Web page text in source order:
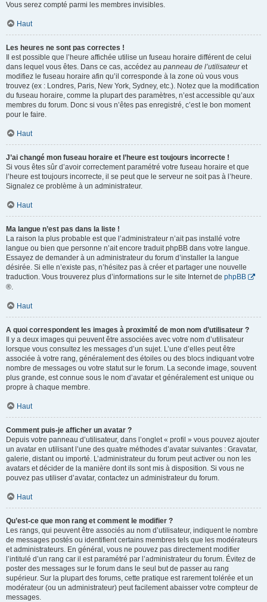
Vous serez compté parmi les membres invisibles.
Haut
Les heures ne sont pas correctes !
Il est possible que l’heure affichée utilise un fuseau horaire différent de celui
dans lequel vous êtes. Dans ce cas, accédez au panneau de l’utilisateuret
modifiez le fuseau horaire afin qu’il corresponde à la zone où vous vous
trouvez (ex : Londres, Paris, New York, Sydney, etc.). Notez que la modification
du fuseau horaire, comme la plupart des paramètres, n’est accessible qu’aux
membres du forum. Donc si vous n’êtes pas enregistré, c’est le bon moment
pour le faire.
Haut
J’ai changé mon fuseau horaire et l’heure est toujours incorrecte !
Si vous êtes sûr d’avoir correctement paramétré votre fuseau horaire et que
l’heure est toujours incorrecte, il se peut que le serveur ne soit pas à l’heure.
Signalez ce problème à un administrateur.
Haut
Ma langue n’est pas dans la liste !
La raison la plus probable est que l’administrateur n’ait pas installé votre
langue ou bien que personne n’ait encore traduit phpBB dans votre langue.
Essayez de demander à un administrateur du forum d’installer la langue
désirée. Si elle n’existe pas, n’hésitez pas à créer et partager une nouvelle
traduction. Vous trouverez plus d’informations sur le site Internet de phpBB
®.
Haut
A quoi correspondent les images à proximité de mon nom d’utilisateur ?
Il y a deux images qui peuvent être associées avec votre nom d’utilisateur
lorsque vous consultez les messages d’un sujet. L’une d’elles peut être
associée à votre rang, généralement des étoiles ou des blocs indiquant votre
nombre de messages ou votre statut sur le forum. La seconde image, souvent
plus grande, est connue sous le nom d’avatar et généralement est unique ou
propre à chaque membre.
Haut
Comment puis-je afficher un avatar ?
Depuis votre panneau d’utilisateur, dans l’onglet « profil » vous pouvez ajouter
un avatar en utilisant l’une des quatre méthodes d’avatar suivantes : Gravatar,
galerie, distant ou importé. L’administrateur du forum peut activer ou non les
avatars et décider de la manière dont ils sont mis à disposition. Si vous ne
pouvez pas utiliser d’avatar, contactez un administrateur du forum.
Haut
Qu’est-ce que mon rang et comment le modifier ?
Les rangs, qui peuvent être associés au nom d’utilisateur, indiquent le nombre
de messages postés ou identifient certains membres tels que les modérateurs
et administrateurs. En général, vous ne pouvez pas directement modifier
l’intitulé d’un rang car il est paramétré par l’administrateur du forum. Évitez de
poster des messages sur le forum dans le seul but de passer au rang
supérieur. Sur la plupart des forums, cette pratique est rarement tolérée et un
modérateur (ou un administrateur) peut facilement abaisser votre compteur de
messages.